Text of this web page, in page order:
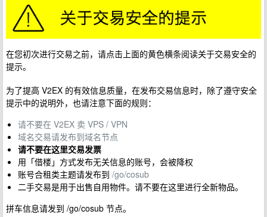
在您初次进行交易之前，请点击上面的黄色横条阅读关于交易安全的
提示。
为了提高 V2EX 的有效信息质量，在发布交易信息时，除了遵守安全
提示中的说明外，也请注意下面的规则：
请不要在 V2EX 卖 VPS / VPN
域名交易请发布到域名节点
请不要在这里交易发票
用「借楼」方式发布无关信息的账号，会被降权
账号合租类主题请发布到 /go/cosub
二手交易是用于出售自用物件。请不要在这里进行全新物品。
拼车信息请发到 /go/cosub 节点。